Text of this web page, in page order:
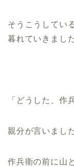
そうこうしてい
暮れていきました
「どうした、作
親分が言いました
作兵衛の前に山